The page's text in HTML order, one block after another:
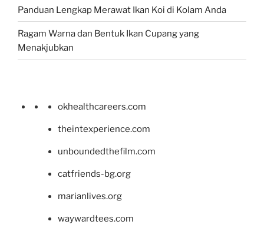
Panduan Lengkap Merawat Ikan Koi di Kolam Anda
Ragam Warna dan Bentuk Ikan Cupang yang
Menakjubkan
okhealthcareers.com
theintexperience.com
unboundedthefilm.com
catfriends-bg.org
marianlives.org
waywardtees.com